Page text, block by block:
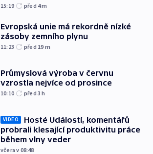
15:19 před 4m
Evropská unie má rekordně nízké
zásoby zemního plynu
11:23 před 19 m
Průmyslová výroba v červnu
vzrostla nejvíce od prosince
10:10 před 3h
VIDEO
Hosté Událostí, komentářů
probrali klesající produktivitu práce
během vlny veder
včera v 08:48